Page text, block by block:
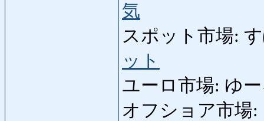
気
スポット市場:
ット
ユーロ市場: ゆ
オフショア市場: